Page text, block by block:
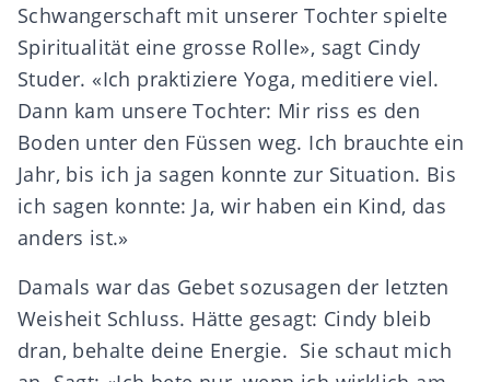
Schwangerschaft mit unserer Tochter spielte
Spiritualität eine grosse Rolle», sagt Cindy
Studer. «Ich praktiziere Yoga, meditiere viel.
Dann kam unsere Tochter: Mir riss es den
Boden unter den Füssen weg. Ich brauchte ein
Jahr, bis ich ja sagen konnte zur Situation. Bis
ich sagen konnte: Ja, wir haben ein Kind, das
anders ist.»
Damals war das Gebet sozusagen der letzten
Weisheit Schluss. Hätte gesagt: Cindy bleib
dran, behalte deine Energie. Sie schaut mich